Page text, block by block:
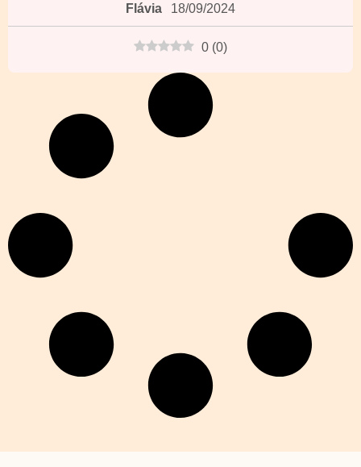
Flávia 18/09/2024
0 (0)